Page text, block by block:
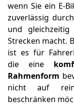
wenn Sie ein
zuverlässig
und
Strecken macht.
ist es für
die eine
Rahmenform
nicht auf
beschränken